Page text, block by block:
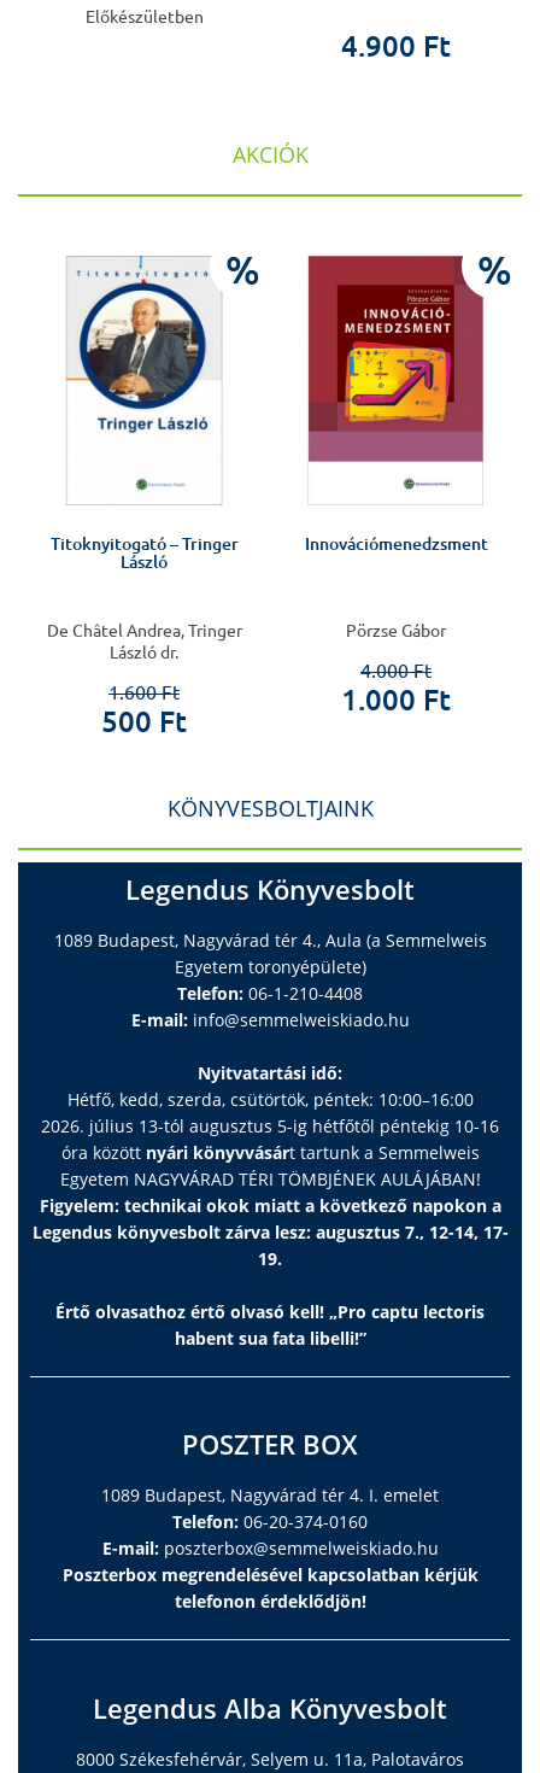
Előkészületben
4.900 Ft
AKCIÓK
%
Titoknyitogató – Tringer
László
De Châtel Andrea, Tringer
László dr.
1.600 Ft
500 Ft
%
Innovációmenedzsment
Pörzse Gábor
4.000 Ft
1.000 Ft
KÖNYVESBOLTJAINK
Legendus Könyvesbolt
1089 Budapest, Nagyvárad tér 4., Aula (a Semmelweis
Egyetem toronyépülete)
Telefon: 06-1-210-4408
E-mail: info@semmelweiskiado.hu
Nyitvatartási idő:
Hétfő, kedd, szerda, csütörtök, péntek: 10:00–16:00
2026. július 13-tól augusztus 5-ig hétfőtől péntekig 10-16
óra között nyári könyvvásárt tartunk a Semmelweis
Egyetem NAGYVÁRAD TÉRI TÖMBJÉNEK AULÁJÁBAN!
Figyelem: technikai okok miatt a következő napokon a
Legendus könyvesbolt zárva lesz: augusztus 7., 12-14, 17-
19.
Értő olvasathoz értő olvasó kell! „Pro captu lectoris
habent sua fata libelli!”
POSZTER BOX
1089 Budapest, Nagyvárad tér 4. I. emelet
Telefon: 06-20-374-0160
E-mail: poszterbox@semmelweiskiado.hu
Poszterbox megrendelésével kapcsolatban kérjük
telefonon érdeklődjön!
Legendus Alba Könyvesbolt
8000 Székesfehérvár, Selyem u. 11a, Palotaváros